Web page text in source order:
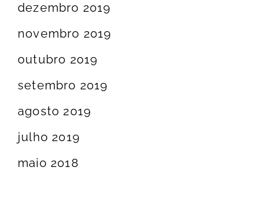
dezembro 2019
novembro 2019
outubro 2019
setembro 2019
agosto 2019
julho 2019
maio 2018